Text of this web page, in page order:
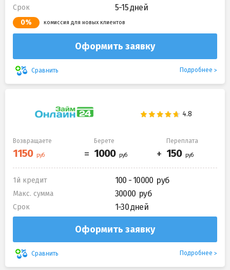
Срок 5-15 дней
0% комиссия для новых клиентов
Оформить заявку
Сравнить Подробнее
Возвращаете Берете Переплата
1й кредит 100 - 10000
Макс. сумма 30000
Срок 1-30 дней
Оформить заявку
Сравнить Подробнее